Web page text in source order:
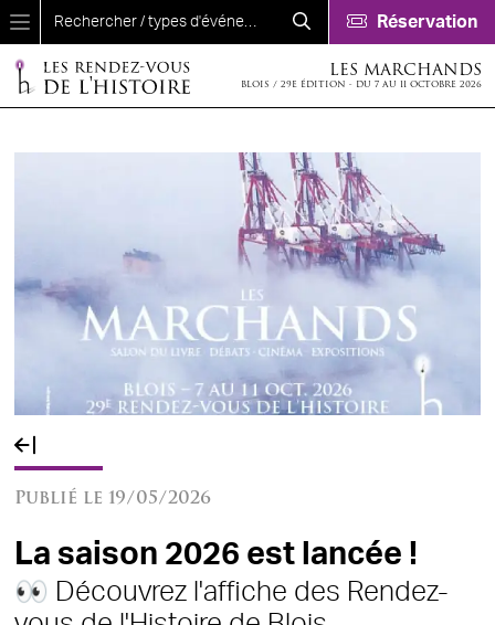
Aller au contenu principal
Réservation
LES MARCHANDS
BLOIS / 29E ÉDITION - DU 7 AU 11 OCTOBRE 2026
Publié le 19/05/2026
La saison 2026 est lancée !
👀 Découvrez l'affiche des Rendez-